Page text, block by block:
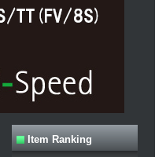
Item Ranking